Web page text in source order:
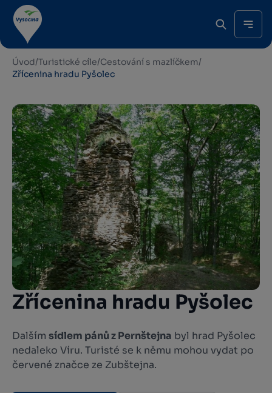
Úvod/Turistické cíle/Cestování s mazlíčkem/
Zřícenina hradu Pyšolec
Zřícenina hradu Pyšolec
Dalším sídlem pánů z Pernštejna byl hrad Pyšolec
nedaleko Víru. Turisté se k němu mohou vydat po
červené značce ze Zubštejna.